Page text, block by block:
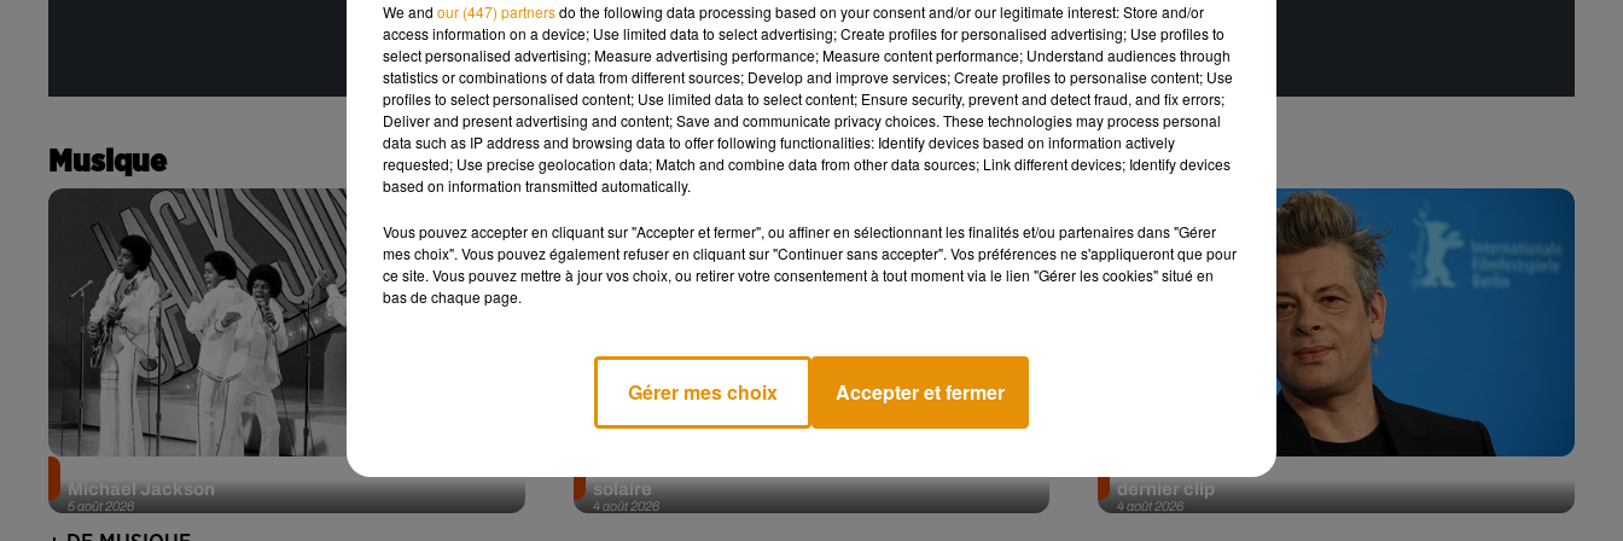
Afficher l'élément
Musique
5 août 2026
Après le film, bientôt une docu-série sur le père de
Michael Jackson
4 août 2026
solaire
4 août 2026
Benjamin Biolay nous emmène en festival dans son
dernier clip
We and our (447) partnersdo the following data processing based on your consent and/or our legitimate interest: Store and/or
access information on a device; Use limited data to select advertising; Create profiles for personalised advertising; Use profiles to
select personalised advertising; Measure advertising performance; Measure content performance; Understand audiences through
statistics or combinations of data from different sources; Develop and improve services; Create profiles to personalise content; Use
profiles to select personalised content; Use limited data to select content; Ensure security, prevent and detect fraud, and fix errors;
Deliver and present advertising and content; Save and communicate privacy choices. These technologies may process personal
data such as IP address and browsing data to offer following functionalities: Identify devices based on information actively
requested; Use precise geolocation data; Match and combine data from other data sources; Link different devices; Identify devices
based on information transmitted automatically.
Vous pouvez accepter en cliquant sur "Accepter et fermer", ou affiner en sélectionnant les finalités et/ou partenaires dans "Gérer
mes choix". Vous pouvez également refuser en cliquant sur "Continuer sans accepter". Vos préférences ne s'appliqueront que pour
ce site. Vous pouvez mettre à jour vos choix, ou retirer votre consentement à tout moment via le lien "Gérer les cookies" situé en
bas de chaque page.
Gérer mes choix Accepter et fermer